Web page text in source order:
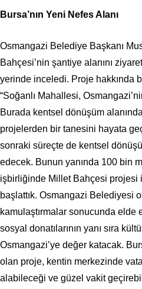
Bursa’nın Yeni Nefes Alanı
Osmangazi Belediye Başkanı
Bahçesi’nin şantiye alanını
yerinde inceledi. Proje hakkında
“Soğanlı Mahallesi,
Burada kentsel dönüşüm
projelerden bir tanesini hayata
sonraki süreçte de kentsel
edecek. Bunun yanında 100 bin
işbirliğinde Millet Bahçesi projesi
başlattık. Osmangazi Belediyesi
kamulaştırmalar sonucunda
sosyal donatılarının yanı sıra
Osmangazi’ye değer katacak.
olan proje, kentin merkezinde
alabileceği ve güzel vakit